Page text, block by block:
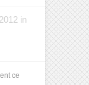
in
ce